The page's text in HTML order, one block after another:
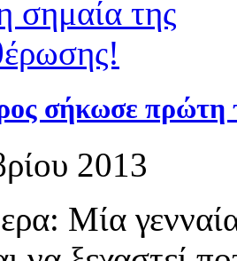
σήκωσε πρώτη
2013
Μία